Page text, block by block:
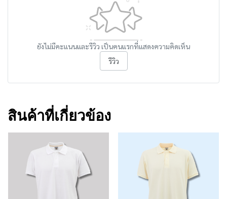
ยังไม่มีคะแนนและรีวิว เป็นคนแรกที่แสดงความคิดเห็น
รีวิว
สินค้าที่เกี่ยวข้อง